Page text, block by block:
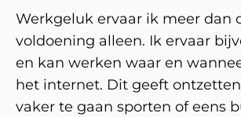
Werkgeluk ervaar ik meer dan
voldoening alleen. Ik ervaar
en kan werken waar en
het internet. Dit geeft
vaker te gaan sporten of eens